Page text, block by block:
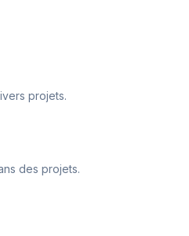
projets.
des projets.